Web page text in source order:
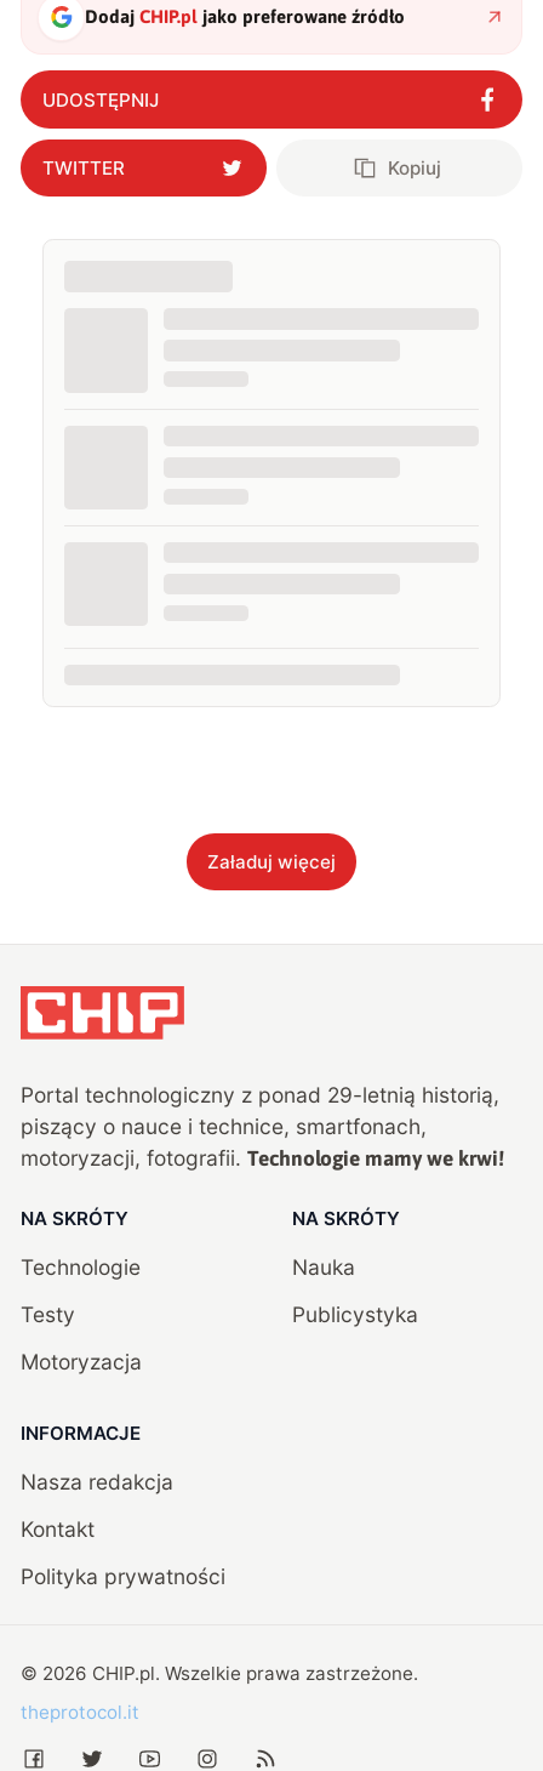
DodajCHIP.pl jako preferowane źródło
UDOSTĘPNIJ
TWITTER Kopiuj
Załaduj więcej
Portal technologiczny z ponad 29-letnią historią,
piszący o nauce i technice, smartfonach,
motoryzacji, fotografii. Technologie mamy we krwi!
NA SKRÓTY
Technologie
Testy
Motoryzacja
NA SKRÓTY
Nauka
Publicystyka
INFORMACJE
Nasza redakcja
Kontakt
Polityka prywatności
© 2026 CHIP.pl. Wszelkie prawa zastrzeżone.
theprotocol.it